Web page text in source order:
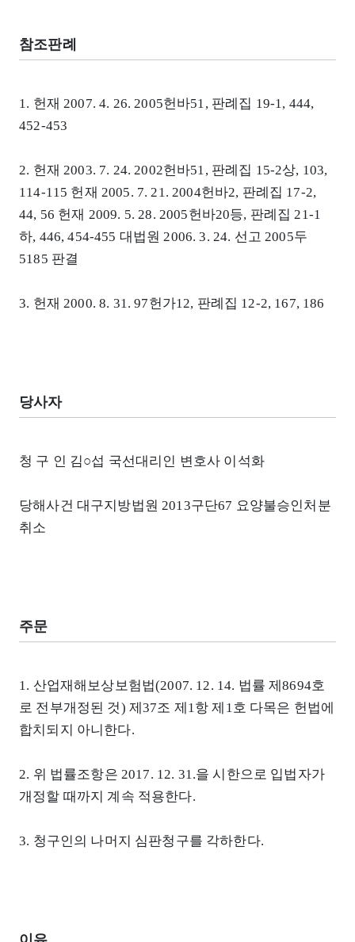
참조판례
1. 헌재 2007. 4. 26. 2005헌바51, 판례집 19-1, 444,
452-453
2. 헌재 2003. 7. 24. 2002헌바51, 판례집 15-2상, 103,
114-115 헌재 2005. 7. 21. 2004헌바2, 판례집 17-2,
44, 56 헌재 2009. 5. 28. 2005헌바20등, 판례집 21-1
하, 446, 454-455 대법원 2006. 3. 24. 선고 2005두
5185 판결
3. 헌재 2000. 8. 31. 97헌가12, 판례집 12-2, 167, 186
당사자
청 구 인 김○섭 국선대리인 변호사 이석화
당해사건 대구지방법원 2013구단67 요양불승인처분
취소
주문
1. 산업재해보상보험법(2007. 12. 14. 법률 제8694호
로 전부개정된 것) 제37조 제1항 제1호 다목은 헌법에
합치되지 아니한다.
2. 위 법률조항은 2017. 12. 31.을 시한으로 입법자가
개정할 때까지 계속 적용한다.
3. 청구인의 나머지 심판청구를 각하한다.